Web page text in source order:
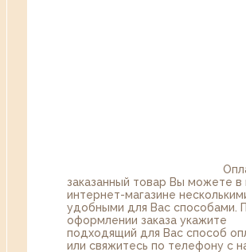
заказанный товар Вы можете
интернет-магазине
удобными для Вас способами.
оформлении заказа укажите
подходящий для Вас способ
или свяжитесь по телефону с